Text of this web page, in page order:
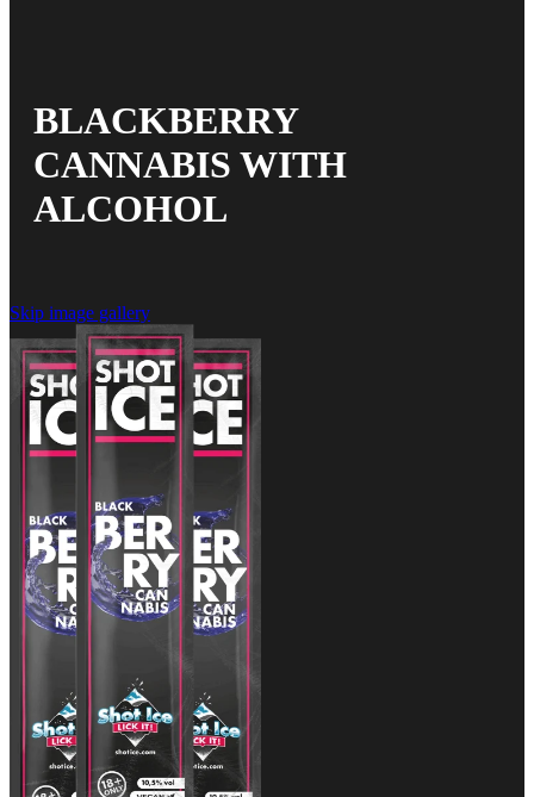
BLACKBERRY
CANNABIS WITH
ALCOHOL
Skip image gallery